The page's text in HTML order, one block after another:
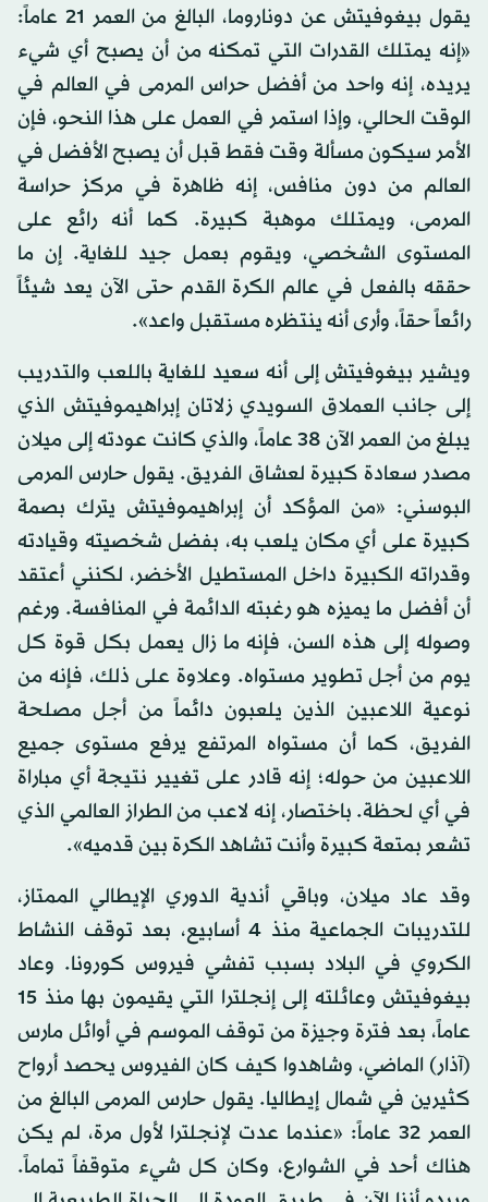
يقول بيغوفيتش عن دوناروما، البالغ من العمر 21 عاماً:
«إنه يمتلك القدرات التي تمكنه من أن يصبح أي شيء
يريده، إنه واحد من أفضل حراس المرمى في العالم في
الوقت الحالي، وإذا استمر في العمل على هذا النحو، فإن
الأمر سيكون مسألة وقت فقط قبل أن يصبح الأفضل في
العالم من دون منافس، إنه ظاهرة في مركز حراسة
المرمى، ويمتلك موهبة كبيرة. كما أنه رائع على
المستوى الشخصي، ويقوم بعمل جيد للغاية. إن ما
حققه بالفعل في عالم الكرة القدم حتى الآن يعد شيئاً
رائعاً حقاً، وأرى أنه ينتظره مستقبل واعد».
ويشير بيغوفيتش إلى أنه سعيد للغاية باللعب والتدريب
إلى جانب العملاق السويدي زلاتان إبراهيموفيتش الذي
يبلغ من العمر الآن 38 عاماً، والذي كانت عودته إلى ميلان
مصدر سعادة كبيرة لعشاق الفريق. يقول حارس المرمى
البوسني: «من المؤكد أن إبراهيموفيتش يترك بصمة
كبيرة على أي مكان يلعب به، بفضل شخصيته وقيادته
وقدراته الكبيرة داخل المستطيل الأخضر، لكنني أعتقد
أن أفضل ما يميزه هو رغبته الدائمة في المنافسة. ورغم
وصوله إلى هذه السن، فإنه ما زال يعمل بكل قوة كل
يوم من أجل تطوير مستواه. وعلاوة على ذلك، فإنه من
نوعية اللاعبين الذين يلعبون دائماً من أجل مصلحة
الفريق، كما أن مستواه المرتفع يرفع مستوى جميع
اللاعبين من حوله؛ إنه قادر على تغيير نتيجة أي مباراة
في أي لحظة. باختصار، إنه لاعب من الطراز العالمي الذي
تشعر بمتعة كبيرة وأنت تشاهد الكرة بين قدميه».
وقد عاد ميلان، وباقي أندية الدوري الإيطالي الممتاز،
للتدريبات الجماعية منذ 4 أسابيع، بعد توقف النشاط
الكروي في البلاد بسبب تفشي فيروس كورونا. وعاد
بيغوفيتش وعائلته إلى إنجلترا التي يقيمون بها منذ 15
عاماً، بعد فترة وجيزة من توقف الموسم في أوائل مارس
(آذار) الماضي، وشاهدوا كيف كان الفيروس يحصد أرواح
كثيرين في شمال إيطاليا. يقول حارس المرمى البالغ من
العمر 32 عاماً: «عندما عدت لإنجلترا لأول مرة، لم يكن
هناك أحد في الشوارع، وكان كل شيء متوقفاً تماماً.